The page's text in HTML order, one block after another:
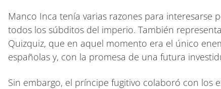
Manco Inca tenía varias razones para
todos los súbditos del imperio. También
Quizquiz, que en aquel momento era el único
españolas y, con la promesa de una futura
Sin embargo, el príncipe fugitivo colaboró con los